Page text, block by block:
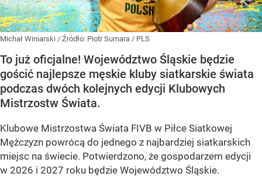
Michał Winiarski / Źródło: Piotr Sumara / PLS
To już oficjalne! Województwo Śląskie będzie
gościć najlepsze męskie kluby siatkarskie świata
podczas dwóch kolejnych edycji Klubowych
Mistrzostw Świata.
Klubowe Mistrzostwa Świata FIVB w Piłce Siatkowej
Mężczyzn powrócą do jednego z najbardziej siatkarskich
miejsc na świecie. Potwierdzono, że gospodarzem edycji
w 2026 i 2027 roku będzie Województwo Śląskie.